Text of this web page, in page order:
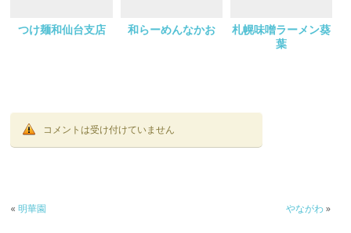
つけ麺和仙台支店 和らーめんなかお
札幌味噌ラーメン葵
葉
コメントは受け付けていません
«明華園 やながわ»